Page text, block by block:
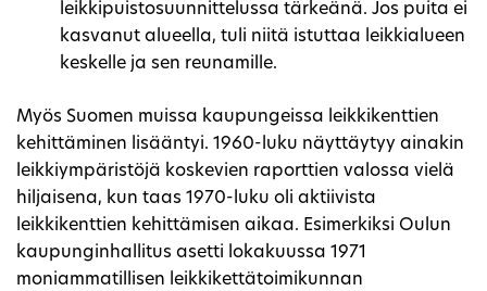
leikkipuistosuunnittelussa tärkeänä. Jos puita ei
kasvanut alueella, tuli niitä istuttaa leikkialueen
keskelle ja sen reunamille.
Myös Suomen muissa kaupungeissa leikkikenttien
kehittäminen lisääntyi. 1960-luku näyttäytyy ainakin
leikkiympäristöjä koskevien raporttien valossa vielä
hiljaisena, kun taas 1970-luku oli aktiivista
leikkikenttien kehittämisen aikaa. Esimerkiksi Oulun
kaupunginhallitus asetti lokakuussa 1971
moniammatillisen leikkikettätoimikunnan